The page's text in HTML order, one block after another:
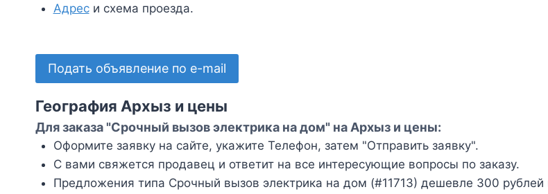
Адреси схема проезда.
Подать объявление по e-mail
География Архыз и цены
Для заказа "Срочный вызов электрика на дом" на Архыз и цены:
Оформите заявку на сайте, укажите Телефон, затем "Отправить заявку".
С вами свяжется продавец и ответит на все интересующие вопросы по заказу.
Предложения типа Срочный вызов электрика на дом (#11713) дешевле 300 рублей